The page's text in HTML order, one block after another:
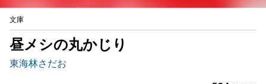
文庫
昼メシの丸かじり
東海林さだお